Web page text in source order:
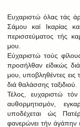
Ευχαριστώ όλας τάς
Σάμου καί Ικαρίας
περισσεύματος τής
μου.
Εύχαριστώ τούς
προσήλθαν είδικώς
μου, υποβληθέντες εις
διά θαλάσσης ταξιδιού.
Τέλος, ευχαριστώ
αυθορμητισμόν,
υποδέχεται ώς
φανερώνει τήν